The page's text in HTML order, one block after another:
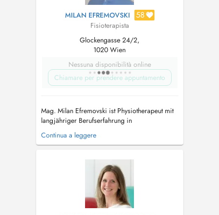
MILAN EFREMOVSKI 58
Fisioterapista
Glockengasse 24/2,
1020 Wien
Nessuna disponibilità online
Chiamare per prendere appuntamento
Mag. Milan Efremovski ist Physiotherapeut mit
langjähriger Berufserfahrung in
unterschiedlichen klinischen und freiberuflichen
Settings. Er bietet evidenzbasierte
Ziel, nicht nur Symptome zu lindern, sondern
funktionelle Ursachen von Beschwerden
Continua a leggere